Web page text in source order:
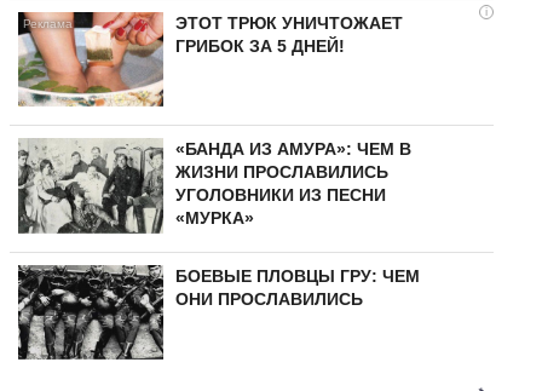
i
ЭТОТ ТРЮК УНИЧТОЖАЕТ
ГРИБОК ЗА 5 ДНЕЙ!
«БАНДА ИЗ АМУРА»: ЧЕМ В
ЖИЗНИ ПРОСЛАВИЛИСЬ
УГОЛОВНИКИ ИЗ ПЕСНИ
«МУРКА»
БОЕВЫЕ ПЛОВЦЫ ГРУ: ЧЕМ
ОНИ ПРОСЛАВИЛИСЬ